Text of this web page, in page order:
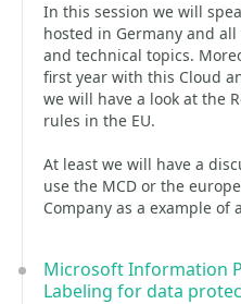
In this session we will
hosted in Germany and
and technical topics.
first year with this Cloud
we will have a look at the
rules in the EU.
At least we will have a
use the MCD or the
Company as a example of
Microsoft Information
Labeling for data